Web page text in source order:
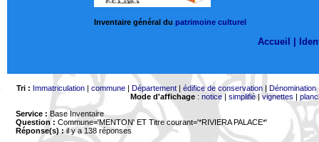
Inventaire général du patrimoine culturel
Accueil |
Tri : Immatriculation| commune| Département| édifice de conservation| Dénomination
Mode d'affichage: notice| simplifié|vignettes |
Service : Base Inventaire
Question : Commune='MENTON' ET Titre courant='*RIVIERA PALACE*'
Réponse(s) :il y a 138 réponses